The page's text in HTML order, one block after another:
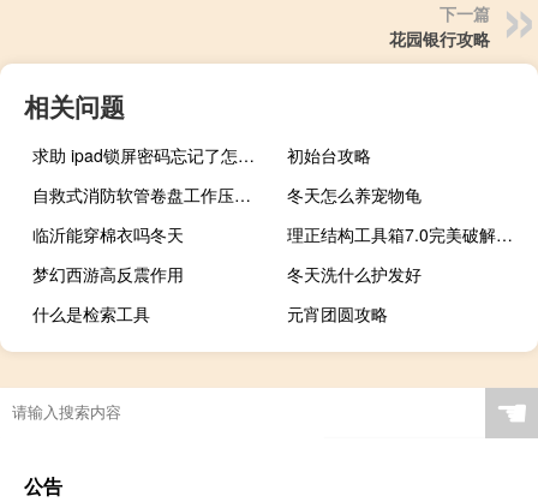
下一篇
花园银行攻略
相关问题
求助 ipad锁屏密码忘记了怎么解锁手机（求助 iPad锁屏密码忘记了怎么解锁）
初始台攻略
自救式消防软管卷盘工作压力（自救式跳楼机简介）
冬天怎么养宠物龟
临沂能穿棉衣吗冬天
理正结构工具箱7.0完美破解版 免费注册版（理正结构工具箱7.0完美破解版 免费注册版功能简介）
梦幻西游高反震作用
冬天洗什么护发好
什么是检索工具
元宵团圆攻略
☚
公告